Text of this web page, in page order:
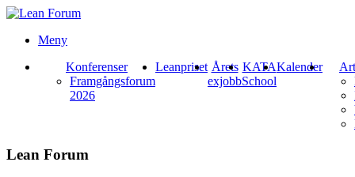
Meny
Konferenser
Framgångsforum
2026
Leanpriset Årets
exjobb
KATA
School
Kalender
Lean Forum